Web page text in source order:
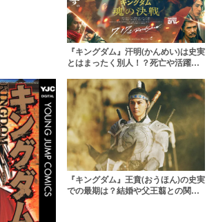
『キングダム』汗明(かんめい)は史実
とはまったく別人！？死亡や活躍
『キングダム』王賁(おうほん)の史実
での最期は？結婚や父王翦との関係